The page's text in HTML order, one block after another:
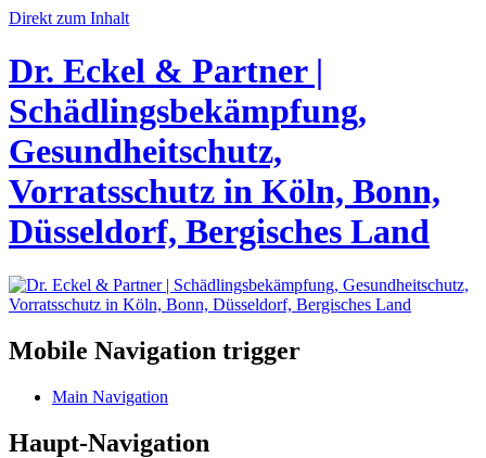
Direkt zum Inhalt
Dr. Eckel & Partner |
Schädlingsbekämpfung,
Gesundheitschutz,
Vorratsschutz in Köln, Bonn,
Düsseldorf, Bergisches Land
Mobile Navigation trigger
Main Navigation
Haupt-Navigation